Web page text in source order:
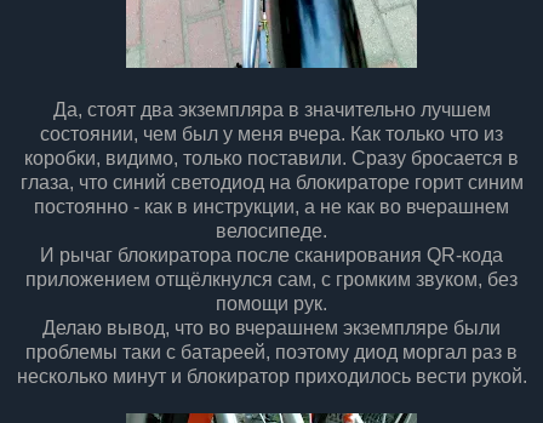
Да, стоят два экземпляра в значительно лучшем
состоянии, чем был у меня вчера. Как только что из
коробки, видимо, только поставили. Сразу бросается в
глаза, что синий светодиод на блокираторе горит синим
постоянно - как в инструкции, а не как во вчерашнем
велосипеде.
И рычаг блокиратора после сканирования QR-кода
приложением отщёлкнулся сам, с громким звуком, без
помощи рук.
Делаю вывод, что во вчерашнем экземпляре были
проблемы таки с батареей, поэтому диод моргал раз в
несколько минут и блокиратор приходилось вести рукой.